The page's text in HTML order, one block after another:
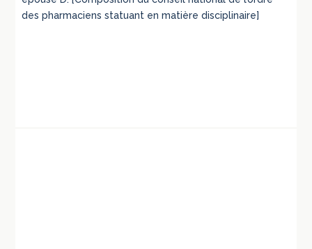
des pharmaciens statuant en matière disciplinaire]